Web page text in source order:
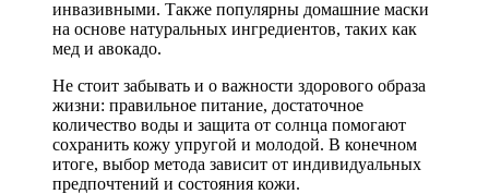
инвазивными. Также популярны домашние маски
на основе натуральных ингредиентов, таких как
мед и авокадо.
Не стоит забывать и о важности здорового образа
жизни: правильное питание, достаточное
количество воды и защита от солнца помогают
сохранить кожу упругой и молодой. В конечном
итоге, выбор метода зависит от индивидуальных
предпочтений и состояния кожи.